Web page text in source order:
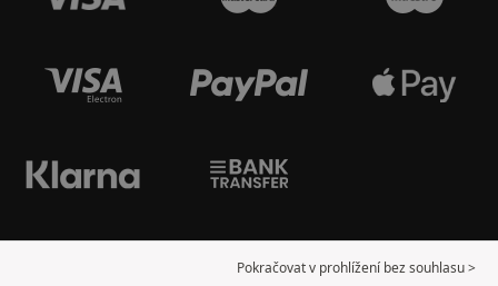
Pokračovat v prohlížení bez souhlasu >